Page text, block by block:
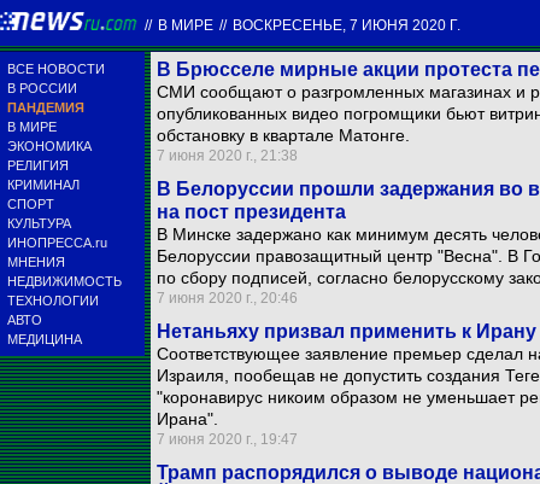
// В МИРЕ // ВОСКРЕСЕНЬЕ, 7 ИЮНЯ 2020 Г.
ВСЕ НОВОСТИ
В РОССИИ
ПАНДЕМИЯ
В МИРЕ
ЭКОНОМИКА
РЕЛИГИЯ
КРИМИНАЛ
СПОРТ
КУЛЬТУРА
ИНОПРЕССА.ru
МНЕНИЯ
НЕДВИЖИМОСТЬ
ТЕХНОЛОГИИ
АВТО
МЕДИЦИНА
В Брюсселе мирные акции протеста
СМИ сообщают о разгромленных магазинах и
опубликованных видео погромщики бьют
обстановку в квартале Матонге.
7 июня 2020 г., 21:38
В Белоруссии прошли задержания во
на пост президента
В Минске задержано как минимум десять
Белоруссии правозащитный центр "Весна". В
по сбору подписей, согласно белорусскому
7 июня 2020 г., 20:46
Нетаньяху призвал применить к
Соответствующее заявление премьер сделал
Израиля, пообещав не допустить создания
"коронавирус никоим образом не уменьшает
Ирана".
7 июня 2020 г., 19:47
Трамп распорядился о выводе